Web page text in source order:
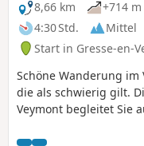
8,66 km +714 m
4:30 Std.
Mittel
Start in Gresse-en-
Schöne Wanderung im
die als schwierig gilt.
Veymont begleitet Sie